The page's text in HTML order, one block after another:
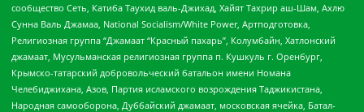
сообщество Сеть, Катиба Таухид валь-Джихад, Хайят Тахрир аш-Шам, Ахлю
Сунна Валь Джамаа, National Socialism/White Power, Артподготовка,
Религиозная группа “Джамаат “Красный пахарь”, Колумбайн, Хатлонский
джамаат, Мусульманская религиозная группа п. Кушкуль г. Оренбург,
Крымско-татарский добровольческий батальон имени Номана
Челебиджихана, Азов, Партия исламского возрождения Таджикистана,
Народная самооборона, Дуббайский джамаат, московская ячейка, Батал-